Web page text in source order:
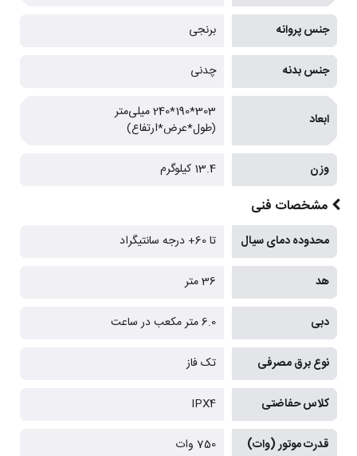
جنس پروانه برنجی
جنس بدنه چدنی
ابعاد
303*190*240 میلی‌متر
(طول*عرض*ارتفاع)
وزن 13.4 کیلوگرم
مشخصات فنی
محدوده دمای سیال تا 60+ درجه سانتیگراد
هد 36 متر
دبی 6.0 متر مکعب در ساعت
نوع برق مصرفی تک فاز
کلاس حفاضتی IPX4
قدرت موتور (وات) 750 وات